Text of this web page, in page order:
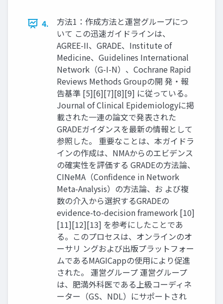
4.
方法1：作成方法と運営グループにつ
いて この迅速ガイドラインは、
AGREE-II、GRADE、Institute of
Medicine、Guidelines International
Network（G-I-N）、Cochrane Rapid
Reviews Methods Groupの開 発・報
告基準 [5][6][7][8][9] に従っている。
Journal of Clinical Epidemiologyに掲
載された一連の論文で発表された
GRADEガイダンスを最新の情報として
参照した。 重要なことは、本ガイドラ
インの作成は、NMAからのエビデンス
の確実性を評価する GRADEの方法論、
CINeMA（Confidence in Network
Meta-Analysis）の方法論、お よび複
数の介入から選択するGRADEの
evidence-to-decision framework [10]
[11][12][13] を参考にしたことであ
る。このプロセスは、オンラインのオ
ーサリ ングおよび出版プラットフォー
ムであるMAGICappの使用により促進
された。 運営グループ 運営グループ
は、肥満外科医である上級コーディネ
ーター（GS、NDL）にサポートされ